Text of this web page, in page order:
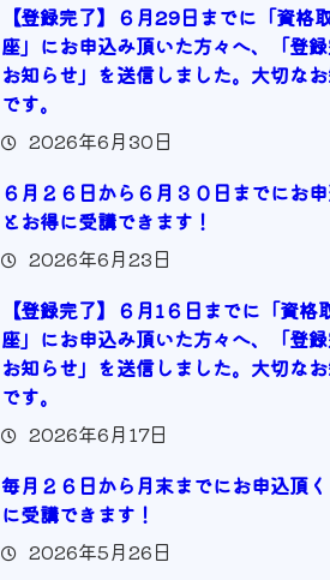
【登録完了】６月29日までに「資格
座」にお申込み頂いた方々へ、「登
お知らせ」を送信しました。大切な
です。
2026年6月30日
６月２６日から６月３０日までにお申
とお得に受講できます！
2026年6月23日
【登録完了】６月1６日までに「資格
座」にお申込み頂いた方々へ、「登
お知らせ」を送信しました。大切な
です。
2026年6月17日
毎月２６日から月末までにお申込頂
に受講できます！
2026年5月26日